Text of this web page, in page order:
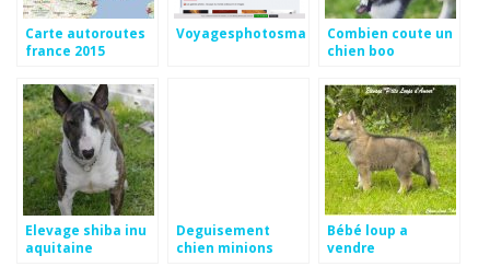
Carte autoroutes
france 2015
Voyagesphotosmanu
Combien coute un
chien boo
Elevage shiba inu
aquitaine
Deguisement
chien minions
Bébé loup a
vendre